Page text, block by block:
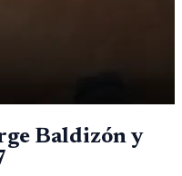
Baldizón y